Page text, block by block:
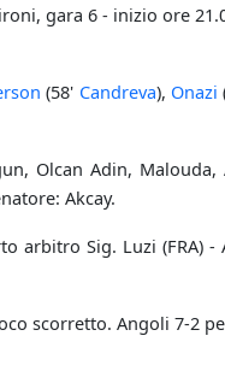
gara 6 - inizio ore
(58' Candreva), Onazi
Olcan Adin,
Akcay.
arbitro Sig. Luzi
scorretto. Angoli 7-2